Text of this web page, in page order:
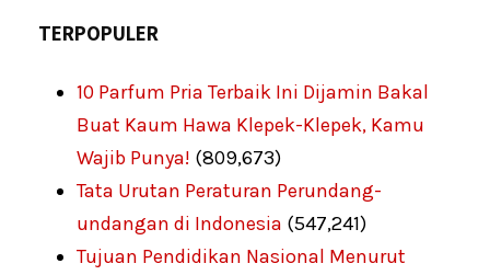
TERPOPULER
10 Parfum Pria Terbaik Ini Dijamin Bakal
Buat Kaum Hawa Klepek-Klepek, Kamu
Wajib Punya! (809,673)
Tata Urutan Peraturan Perundang-
undangan di Indonesia (547,241)
Tujuan Pendidikan Nasional Menurut